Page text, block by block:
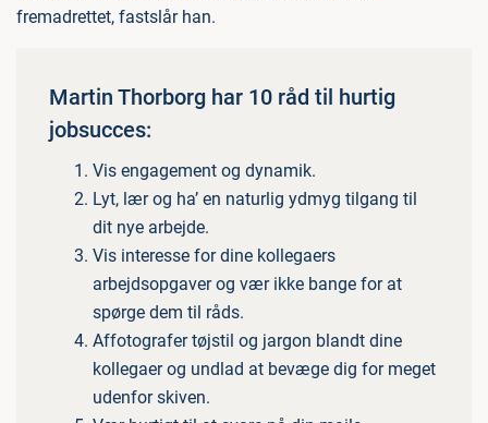
fremadrettet, fastslår han.
Martin Thorborg har 10 råd til hurtig
jobsucces:
Vis engagement og dynamik.
Lyt, lær og ha’ en naturlig ydmyg tilgang til
dit nye arbejde.
Vis interesse for dine kollegaers
arbejdsopgaver og vær ikke bange for at
spørge dem til råds.
Affotografer tøjstil og jargon blandt dine
kollegaer og undlad at bevæge dig for meget
udenfor skiven.